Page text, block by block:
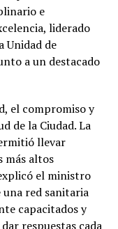
e
liderado
Unidad de
a un destacado
el compromiso y
de la Ciudad. La
llevar
más altos
el ministro
una red sanitaria
capacitados y
respuestas cada